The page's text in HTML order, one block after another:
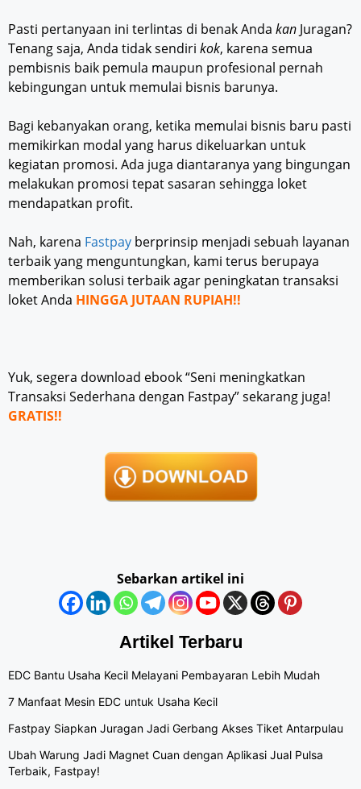
Pasti pertanyaan ini terlintas di benak Anda kan Juragan?
Tenang saja, Anda tidak sendiri kok, karena semua
pembisnis baik pemula maupun profesional pernah
kebingungan untuk memulai bisnis barunya.
Bagi kebanyakan orang, ketika memulai bisnis baru pasti
memikirkan modal yang harus dikeluarkan untuk
kegiatan promosi. Ada juga diantaranya yang bingungan
melakukan promosi tepat sasaran sehingga loket
mendapatkan profit.
Nah, karena Fastpay berprinsip menjadi sebuah layanan
terbaik yang menguntungkan, kami terus berupaya
memberikan solusi terbaik agar peningkatan transaksi
loket Anda HINGGA JUTAAN RUPIAH!!
Yuk, segera download ebook “Seni meningkatkan
Transaksi Sederhana dengan Fastpay” sekarang juga!
GRATIS!!
Sebarkan artikel ini
Artikel Terbaru
EDC Bantu Usaha Kecil Melayani Pembayaran Lebih Mudah
7 Manfaat Mesin EDC untuk Usaha Kecil
Fastpay Siapkan Juragan Jadi Gerbang Akses Tiket Antarpulau
Ubah Warung Jadi Magnet Cuan dengan Aplikasi Jual Pulsa
Terbaik, Fastpay!